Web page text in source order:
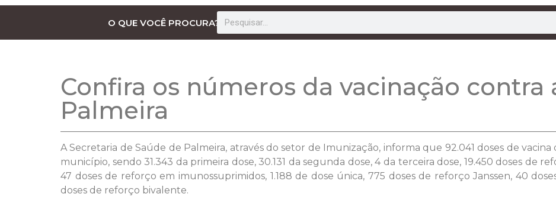
O QUE VOCÊ PROCURA?
Confira os números da vacinação contra
Palmeira
A Secretaria de Saúde de Palmeira, através do setor de Imunização, informa que 92.041 doses de vacina
município, sendo 31.343 da primeira dose, 30.131 da segunda dose, 4 da terceira dose, 19.450 doses de
47 doses de reforço em imunossuprimidos, 1.188 de dose única, 775 doses de reforço Janssen, 40
doses de reforço bivalente.